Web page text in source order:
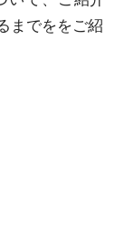
までををご紹